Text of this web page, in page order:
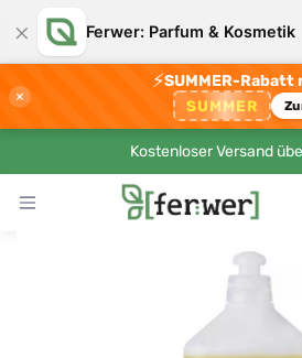
× Ferwer: Parfum & Kosmetik
×
⚡SUMMER-
SUMMER
Kostenloser Versand